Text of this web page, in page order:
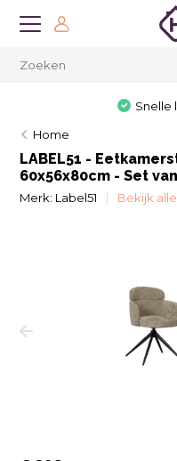
Snelle
Home
LABEL51 -
60x56x80cm - Set
Merk: Label51 Bekijk